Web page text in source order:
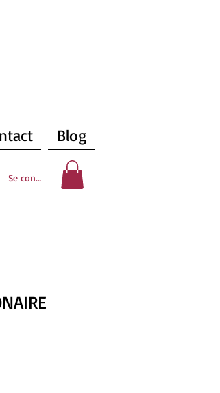
Blog
Se connecter